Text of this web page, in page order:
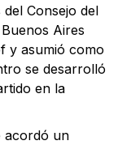
Consejo del
Aires
y asumió como
se desarrolló
en la
acordó un